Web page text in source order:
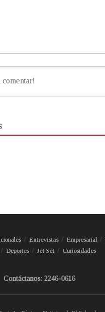
Entrevistas Empresarial
Deportes Jet Set Curiosidades
Contáctanos: 2246-0616